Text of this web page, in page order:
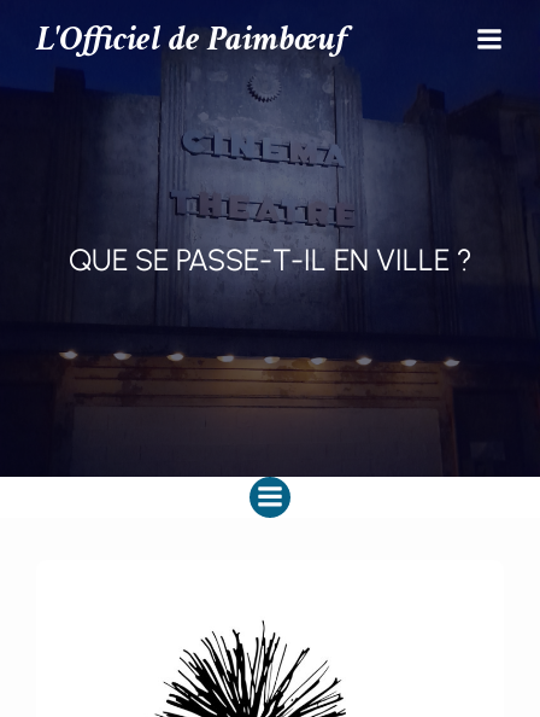
L'Officiel de Paimbœuf
QUE SE PASSE-T-IL EN VILLE ?